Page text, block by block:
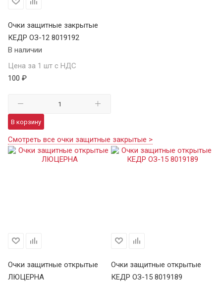
Очки защитные закрытые
КЕДР ОЗ-12 8019192
В наличии
Цена за 1 шт с НДС
100 ₽
В корзину
Смотреть все очки защитные закрытые >
Очки защитные открытые
ЛЮЦЕРНА
Очки защитные открытые
КЕДР ОЗ-15 8019189